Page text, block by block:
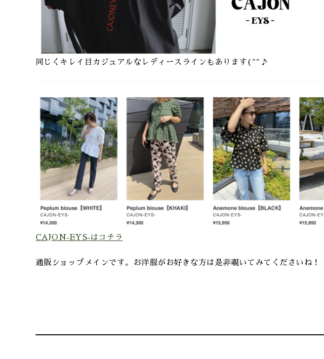
同じくキレイ目カジュアルなレディースラインもあります(^^♪
CAJON‐EYS‐はコチラ
通販ショップメインです。お洋服がお好きな方は是非覗いてみてくださいね！